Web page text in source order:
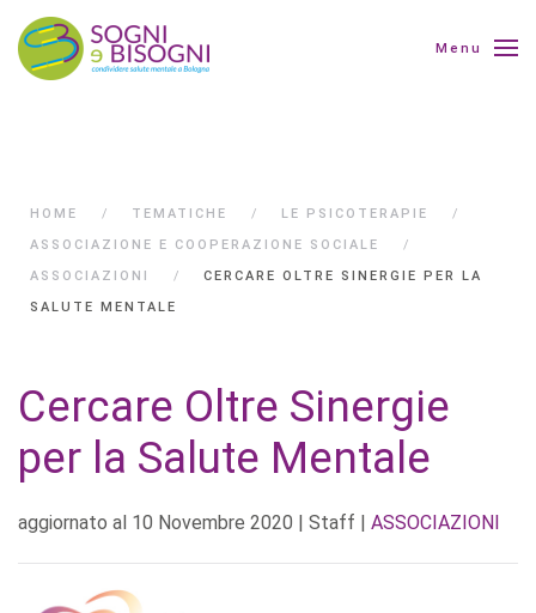
Menu
HOME TEMATICHE
LE PSICOTERAPIE
ASSOCIAZIONE E COOPERAZIONE SOCIALE
ASSOCIAZIONI
CERCARE OLTRE SINERGIE PER LA
SALUTE MENTALE
Cercare Oltre Sinergie
per la Salute Mentale
aggiornato al 10 Novembre 2020 | Staff | ASSOCIAZIONI